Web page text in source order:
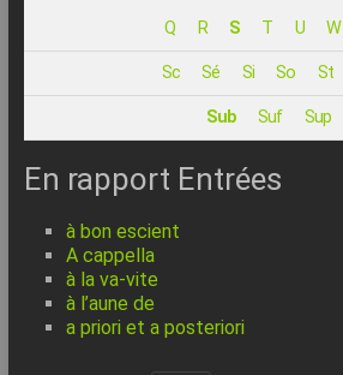
Internet
Q R S T U W
Sc Sé Si So St
Sub Suf Sup
En rapport Entrées
à bon escient
A cappella
à la va-vite
à l’aune de
a priori et a posteriori